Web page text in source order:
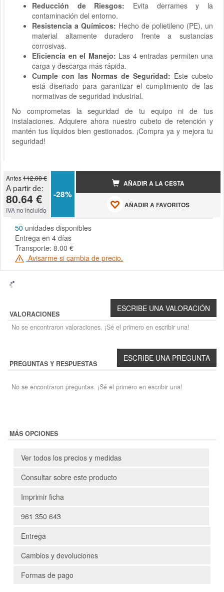
Reducción de Riesgos: Evita derrames y la
contaminación del entorno.
Resistencia a Químicos: Hecho de polietileno (PE), un
material altamente duradero frente a sustancias
corrosivas.
Eficiencia en el Manejo: Las 4 entradas permiten una
carga y descarga más rápida.
Cumple con las Normas de Seguridad: Este cubeto
está diseñado para garantizar el cumplimiento de las
normativas de seguridad industrial.
No comprometas la seguridad de tu equipo ni de tus
instalaciones. Adquiere ahora nuestro cubeto de retención y
mantén tus líquidos bien gestionados. ¡Compra ya y mejora tu
seguridad!
Antes112.00 €
A partir de:
80.64 €
IVA no incluido
-28%
AÑADIR A LA CESTA
AÑADIR A FAVORITOS
50 unidades disponibles
Entrega en 4 días
Transporte: 8.00 €
Avisarme si cambia de precio.
VALORACIONES
No se encontraron valoraciones. ¡Sé el primero en escribir una!
PREGUNTAS Y RESPUESTAS
No se encontraron preguntas. ¡Sé el primero en escribir una!
MÁS OPCIONES
Ver todos los precios y medidas
Consultar sobre este producto
Imprimir ficha
961 350 643
Entrega
Cambios y devoluciones
Formas de pago